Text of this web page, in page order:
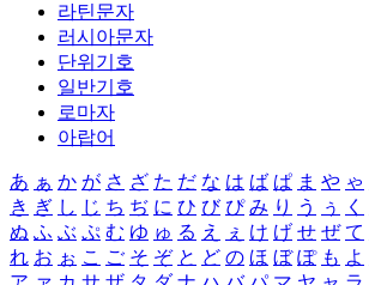
라틴문자
러시아문자
단위기호
일반기호
로마자
아랍어
あ ぁ か が さ ざ た だ な は ば ぱ ま や ゃ
き ぎ し じ ち ぢ に ひ び ぴ み り う ぅ く
ぬ ふ ぶ ぷ む ゆ ゅ る え ぇ け げ せ ぜ て
れ お ぉ こ ご そ ぞ と ど の ほ ぼ ぽ も よ